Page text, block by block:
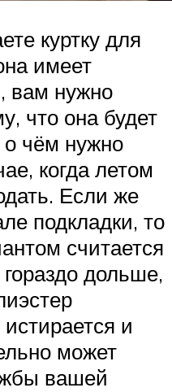
куртку для
имеет
вам нужно
что она будет
о чём нужно
когда летом
Если же
подкладки, то
считается
дольше,
и
может
вашей